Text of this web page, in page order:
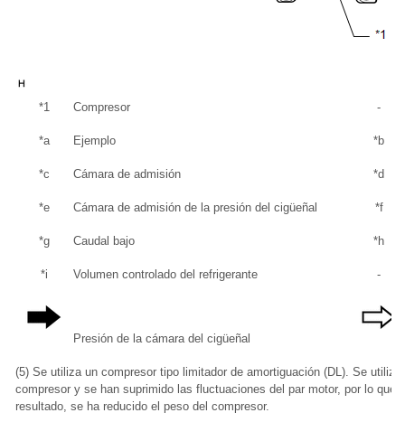
*1 Compresor -
*a Ejemplo *b
*c Cámara de admisión *d
*e Cámara de admisión de la presión del cigüeñal *f
*g Caudal bajo *h
*i Volumen controlado del refrigerante -
Presión de la cámara del cigüeñal
(5) Se utiliza un compresor tipo limitador de amortiguación (DL). Se
compresor y se han suprimido las fluctuaciones del par motor, por lo que
resultado, se ha reducido el peso del compresor.